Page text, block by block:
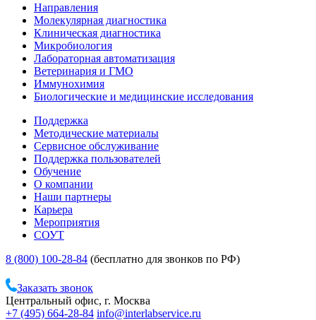
Направления
Молекулярная диагностика
Клиническая диагностика
Микробиология
Лабораторная автоматизация
Ветеринария и ГМО
Иммунохимия
Биологические и медицинские исследования
Поддержка
Методические материалы
Сервисное обслуживание
Поддержка пользователей
Обучение
О компании
Наши партнеры
Карьера
Мероприятия
СОУТ
8 (800) 100-28-84 (бесплатно для звонков по РФ)
Заказать звонок
Центральный офис, г. Москва
+7 (495) 664-28-84 info@interlabservice.ru